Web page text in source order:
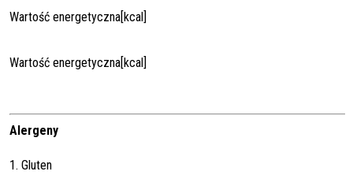
Wartość energetyczna[kcal]
Wartość energetyczna[kcal]
Alergeny
1. Gluten